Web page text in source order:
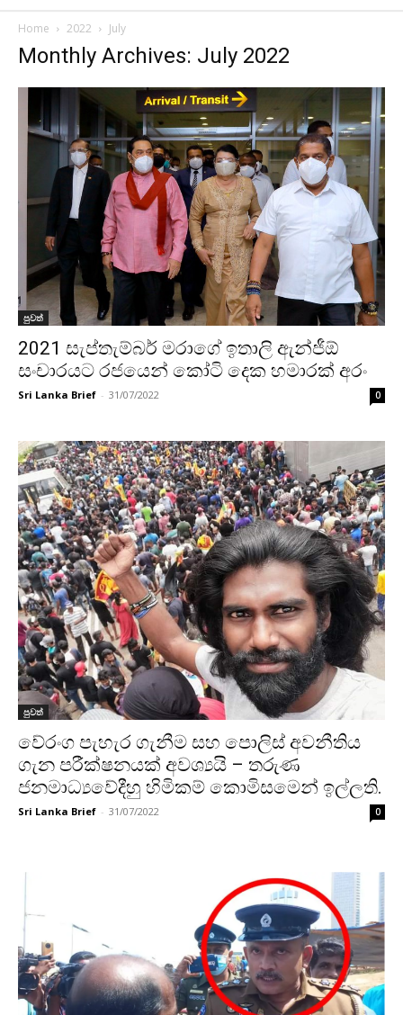
Home 2022 July
Monthly Archives: July 2022
පුවත්
2021 සැප්තැම්බර් මරාගේ ඉතාලි ඇන්ජීඕ
සංචාරයට රජයෙන් කෝටි දෙක හමාරක් අරං
Sri Lanka Brief - 31/07/2022 0
පුවත්
වේරංග පැහැර ගැනීම සහ පොලිස් අවනීතිය
ගැන පරීක්ෂනයක් අවශ්‍යයි – තරුණ
ජනමාධ්‍යවේදීහු හිමිකම් කොමිසමෙන් ඉල්ලති.
Sri Lanka Brief - 31/07/2022 0